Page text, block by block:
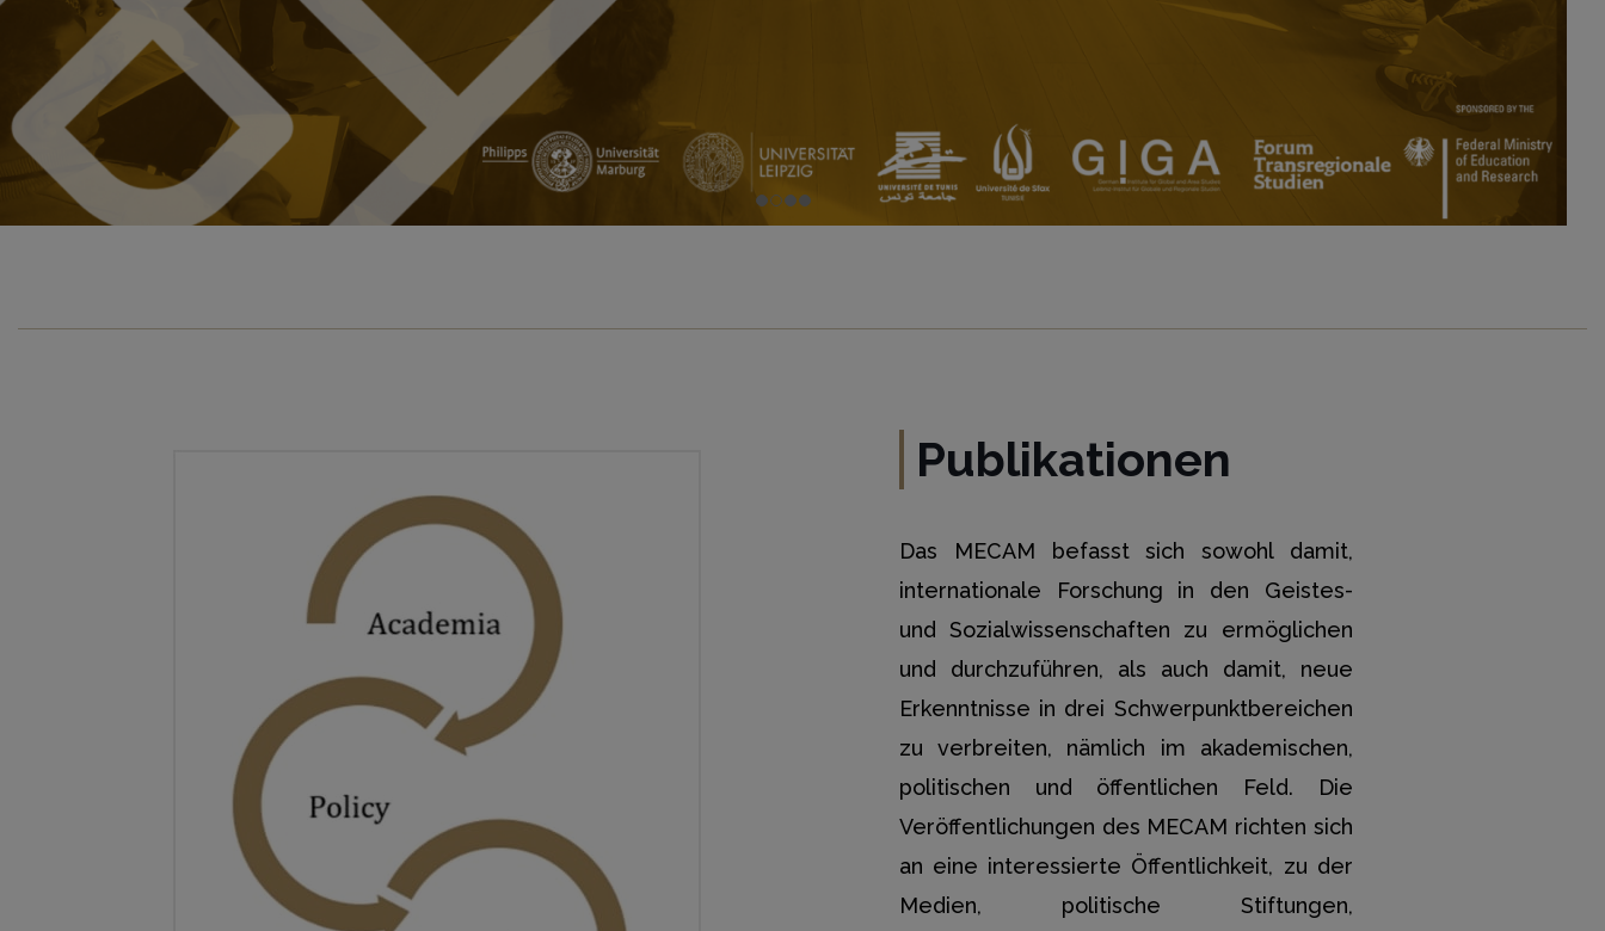
Publikationen
Das MECAM befasst sich sowohl damit,
internationale Forschung in den Geistes-
und Sozialwissenschaften zu ermöglichen
und durchzuführen, als auch damit, neue
Erkenntnisse in drei Schwerpunktbereichen
zu verbreiten, nämlich im akademischen,
politischen und öffentlichen Feld. Die
Veröffentlichungen des MECAM richten sich
an eine interessierte Öffentlichkeit, zu der
Medien, politische Stiftungen,